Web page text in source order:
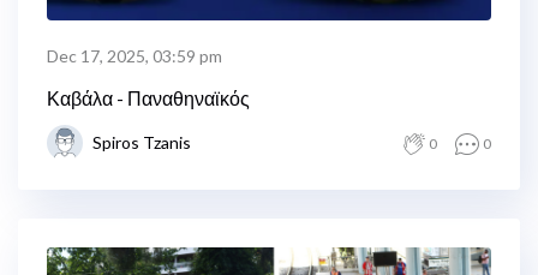
Dec 17, 2025, 03:59 pm
Καβάλα - Παναθηναϊκός
Spiros Tzanis 0 0